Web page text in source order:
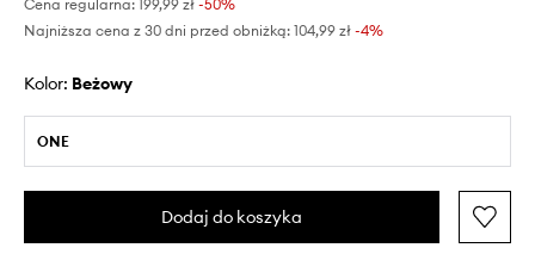
Cena regularna: 199,99 zł -50%
Najniższa cena z 30 dni przed obniżką: 104,99 zł -4%
Kolor: beżowy
ONE
Dodaj do koszyka